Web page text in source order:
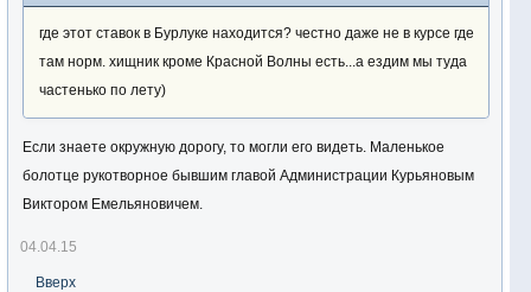
где этот ставок в Бурлуке находится? честно даже не в курсе где
там норм. хищник кроме Красной Волны есть...а ездим мы туда
частенько по лету)
Если знаете окружную дорогу, то могли его видеть. Маленькое
болотце рукотворное бывшим главой Администрации Курьяновым
Виктором Емельяновичем.
04.04.15
Вверх